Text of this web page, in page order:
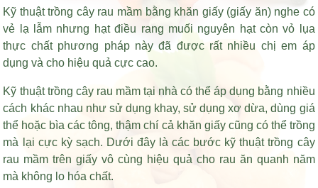
Kỹ thuật trồng cây rau mầm bằng khăn giấy (giấy ăn) nghe có
vẻ lạ lẫm nhưng hạt điều rang muối nguyên hạt còn vỏ lụa
thực chất phương pháp này đã được rất nhiều chị em áp
dụng và cho hiệu quả cực cao.
Kỹ thuật trồng cây rau mầm tại nhà có thể áp dụng bằng nhiều
cách khác nhau như sử dụng khay, sử dụng xơ dừa, dùng giá
thể hoặc bìa các tông, thậm chí cả khăn giấy cũng có thể trồng
mà lại cực kỳ sạch. Dưới đây là các bước kỹ thuật trồng cây
rau mầm trên giấy vô cùng hiệu quả cho rau ăn quanh năm
mà không lo hóa chất.